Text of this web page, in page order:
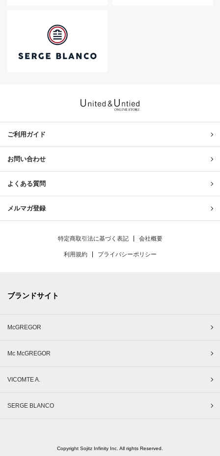
ご利用ガイド
お問い合わせ
よくある質問
メルマガ登録
特定商取引法に基づく表記 会社概要
利用規約 プライバシーポリシー
ブランドサイト
McGREGOR
Mc McGREGOR
VICOMTE A.
SERGE BLANCO
Copyright Sojitz Infinity Inc. All rights Reserved.